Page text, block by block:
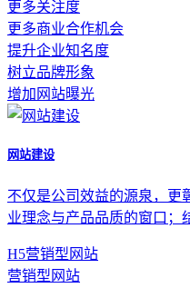
更多关注度
更多商业合作机会
提升企业知名度
树立品牌形象
增加网站曝光
网站建设
不仅是公司效益的源泉，更
业理念与产品品质的窗口；
H5营销型网站
营销型网站